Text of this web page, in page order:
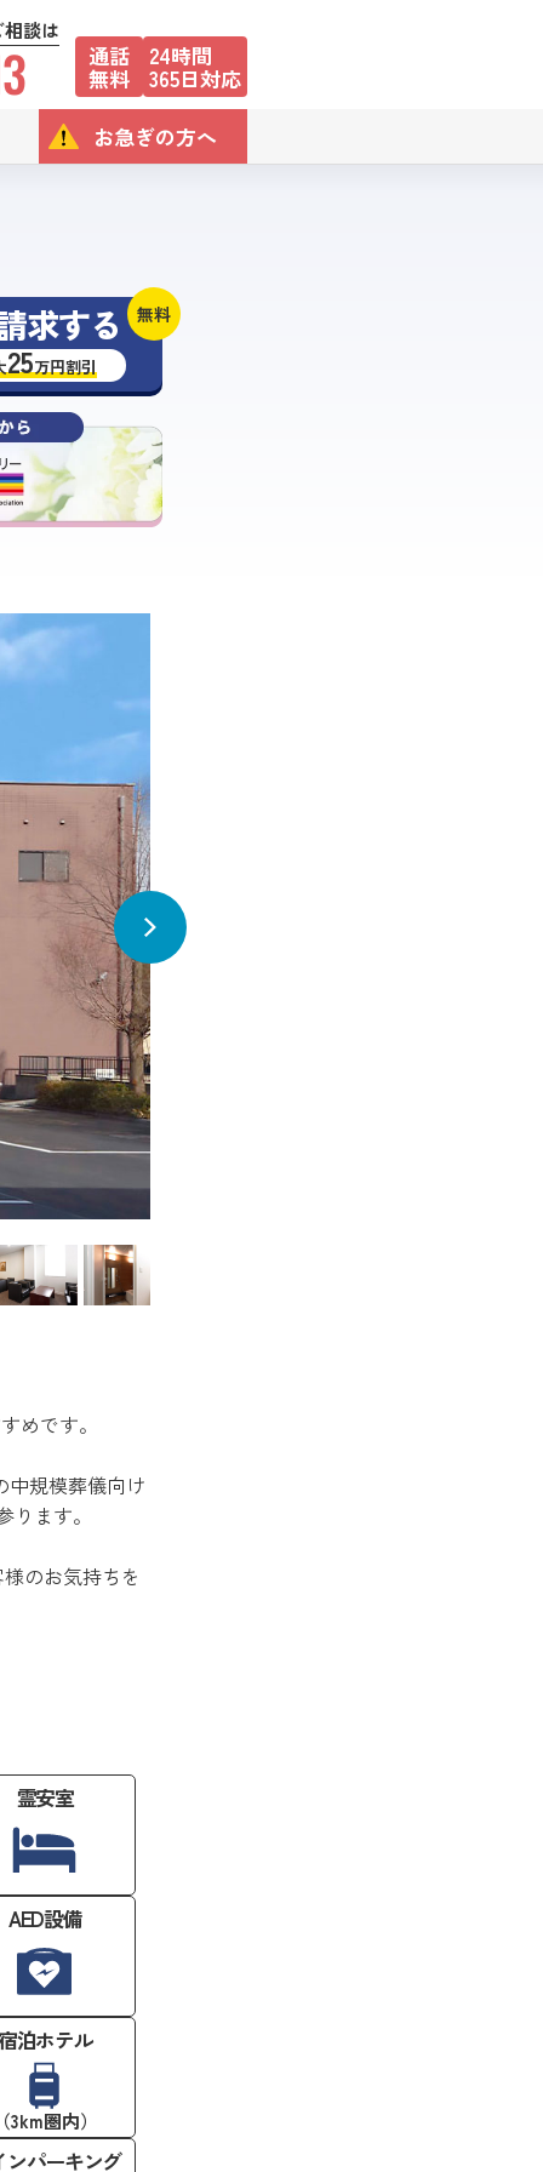
談は
通話
無料
24時間
365日対応
お急ぎの方へ
無料
求する
25万円割引
めです。
中規模葬儀向け
ます。
のお気持ちを
霊安室
AED設備
泊ホテル
（3km圏内）
ンパーキング